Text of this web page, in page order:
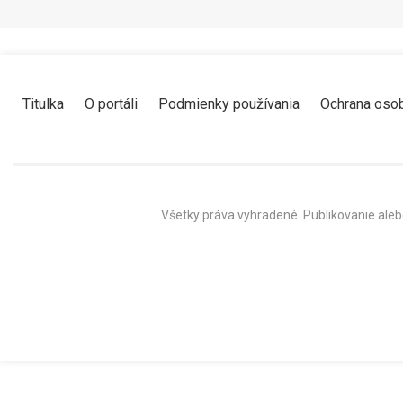
Titulka O portáli Podmienky používania Ochrana
Všetky práva vyhradené. Publikovanie